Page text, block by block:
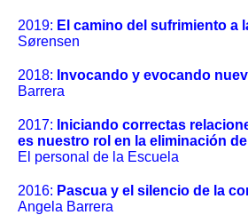
2019: El camino del sufrimiento a
Sørensen
2018: Invocando y evocando
Barrera
2017: Iniciando correctas
es nuestro rol en la eliminación
El personal de la Escuela
2016: Pascua y el silencio de la
Angela Barrera